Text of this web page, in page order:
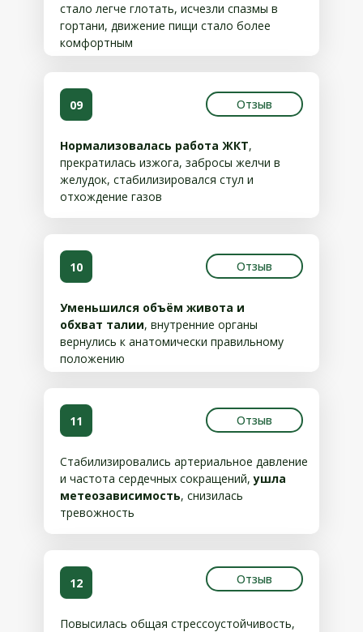
стало легче глотать, исчезли спазмы в
гортани, движение пищи стало более
комфортным
Нормализовалась работа ЖКТ,
прекратилась изжога, забросы желчи в
желудок, стабилизировался стул и
отхождение газов
09
Уменьшился объём живота и
обхват талии, внутренние органы
вернулись к анатомически правильному
положению
10
Стабилизировались артериальное давление
и частота сердечных сокращений,ушла
метеозависимость, снизилась
тревожность
11
Повысилась общая стрессоустойчивость,
12
Отзыв
Отзыв
Отзыв
Отзыв